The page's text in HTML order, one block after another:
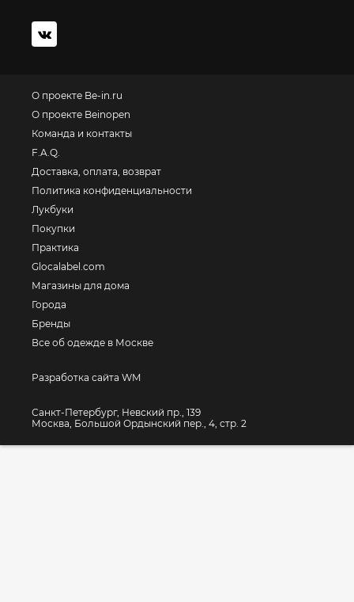
О проекте Be-in.ru
О проекте Beinopen
Команда и контакты
F.A.Q.
Доставка, оплата, возврат
Политика конфиденциальности
Лукбуки
Покупки
Практика
Glocalabel.com
Магазины для дома
Города
Бренды
Все об одежде в Москве
Разработка сайта WM
Санкт-Петербург, Невский пр., 139
Москва, Большой Ордынский пер., 4, стр. 2